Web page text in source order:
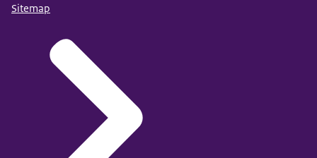
video over de voordelen van een buddysteem in de
en hoe dit de uitstroom met 95%
verminderde.
Sitemap